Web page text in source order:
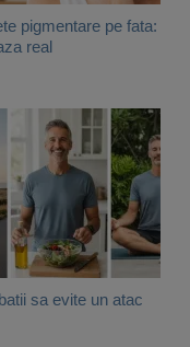
pigmentare pe fata:
real
sa evite un atac